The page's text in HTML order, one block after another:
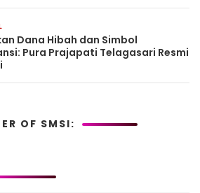
Dana Hibah dan Simbol
Pura Prajapati Telagasari Resmi
OF SMSI: